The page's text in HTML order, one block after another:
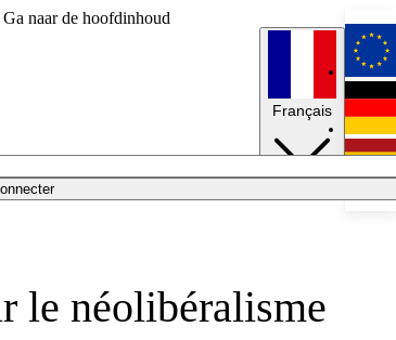
Ga naar de hoofdinhoud
Français
le néolibéralisme